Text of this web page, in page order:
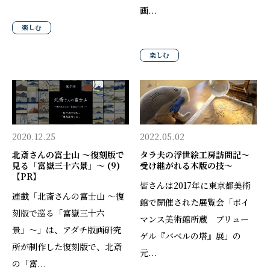
楽しむ
画...
楽しむ
2020.12.25
北斎さんの富士山 〜復刻版で
見る「富嶽三十六景」〜 (9)
【PR】
連載「北斎さんの富士山 〜復
刻版で巡る「富嶽三十六
景」〜」は、アダチ版画研究
所が制作した復刻版で、北斎
の「富...
2022.05.02
タラ夫の浮世絵工房訪問記〜
受け継がれる木版の技〜
皆さんは2017年に東京都美術
館で開催された展覧会「ボイ
マンス美術館所蔵 ブリュー
ゲル『バベルの塔』展」の
元...